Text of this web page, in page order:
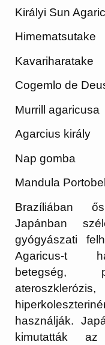
Királyi Sun
Himematsutake
Kavariharatake
Cogemlo de
Murrill agaricusa
Agarcius király
Nap gomba
Mandula
Brazíliában
Japánban
gyógyászati
Agaricus-t
betegség,
használják.
kimutatták